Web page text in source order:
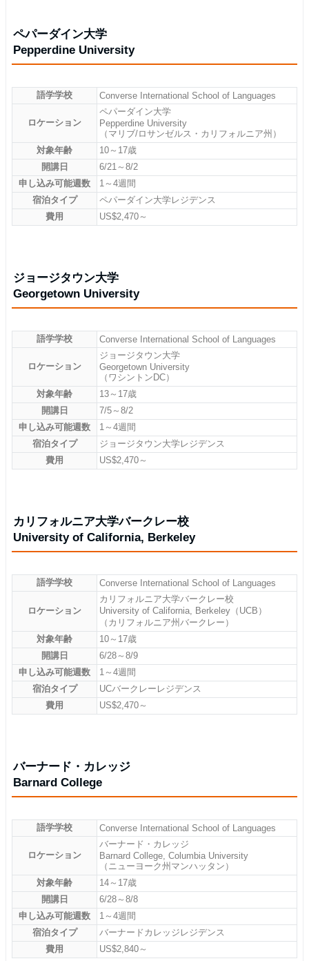
ペパーダイン大学
Pepperdine University
語学学校 Converse International School of Languages
ロケーション
ペパーダイン大学
Pepperdine University
（マリブ/ロサンゼルス・カリフォルニア州）
対象年齢
10～17歳
開講日
6/21～8/2
申し込み可能週数
1～4週間
宿泊タイプ
ペパーダイン大学レジデンス
費用
US$2,470～
ジョージタウン大学
Georgetown University
語学学校 Converse International School of Languages
ロケーション
ジョージタウン大学
Georgetown University
（ワシントンDC）
対象年齢
13～17歳
開講日
7/5～8/2
申し込み可能週数
1～4週間
宿泊タイプ
ジョージタウン大学レジデンス
費用
US$2,470～
カリフォルニア大学バークレー校
University of California, Berkeley
語学学校 Converse International School of Languages
ロケーション
カリフォルニア大学バークレー校
University of California, Berkeley（UCB）
（カリフォルニア州バークレー）
対象年齢
10～17歳
開講日
6/28～8/9
申し込み可能週数
1～4週間
宿泊タイプ
UCバークレーレジデンス
費用
US$2,470～
バーナード・カレッジ
Barnard College
語学学校 Converse International School of Languages
ロケーション
バーナード・カレッジ
Barnard College, Columbia University
（ニューヨーク州マンハッタン）
対象年齢
14～17歳
開講日
6/28～8/8
申し込み可能週数
1～4週間
宿泊タイプ
バーナードカレッジレジデンス
費用
US$2,840～